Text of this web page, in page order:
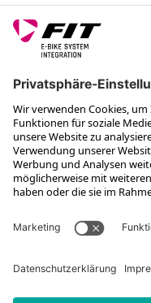
SERVICES
*Unverbindliche
Rotax